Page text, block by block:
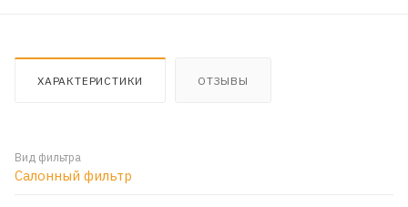
ХАРАКТЕРИСТИКИ ОТЗЫВЫ
Вид фильтра
Салонный фильтр